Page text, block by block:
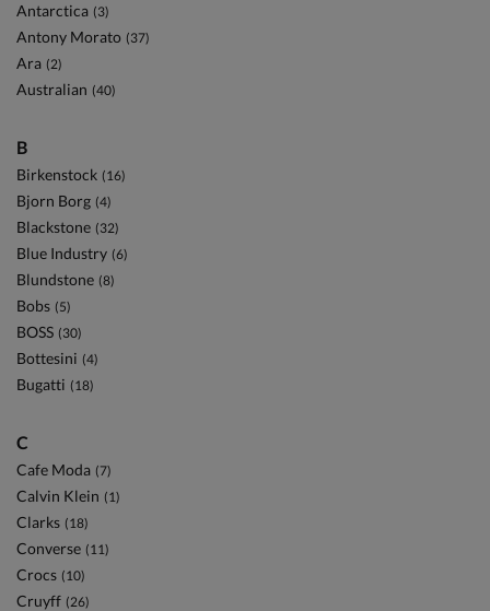
Antarctica (3)
Antony Morato (37)
Ara (2)
Australian (40)
B
Birkenstock (16)
Bjorn Borg (4)
Blackstone (32)
Blue Industry (6)
Blundstone (8)
Bobs (5)
BOSS (30)
Bottesini (4)
Bugatti (18)
C
Cafe Moda (7)
Calvin Klein (1)
Clarks (18)
Converse (11)
Crocs (10)
Cruyff (26)